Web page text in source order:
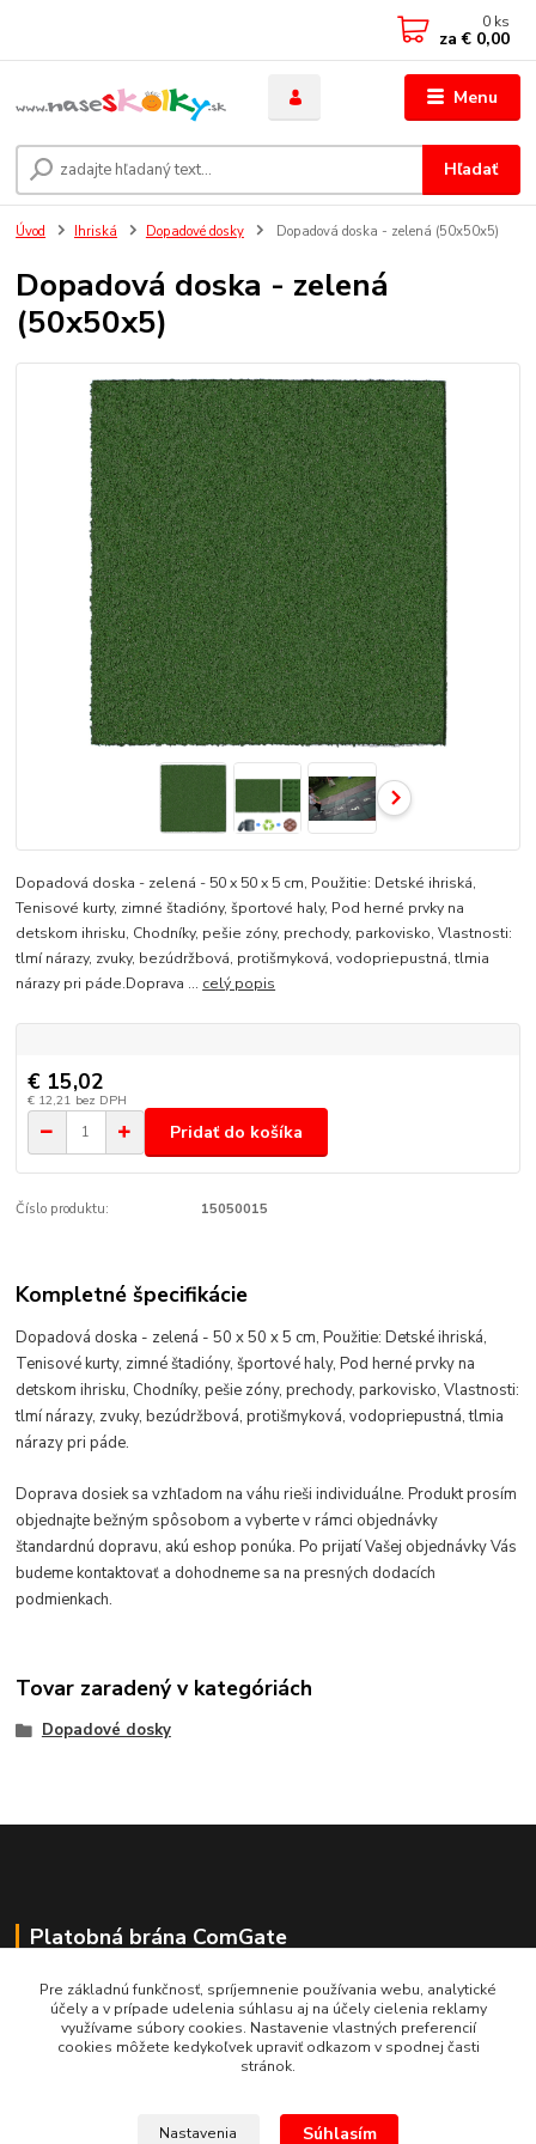
Menu
Hľadať
0 ks
za € 0,00
Úvod Ihriská Dopadové dosky Dopadová doska - zelená (50x50x5)
Dopadová doska - zelená
(50x50x5)
Dopadová doska - zelená - 50 x 50 x 5 cm, Použitie: Detské ihriská,
Tenisové kurty, zimné štadióny, športové haly, Pod herné prvky na
detskom ihrisku, Chodníky, pešie zóny, prechody, parkovisko, Vlastnosti:
tlmí nárazy, zvuky, bezúdržbová, protišmyková, vodopriepustná, tlmia
nárazy pri páde.Doprava ... celý popis
€ 15,02
€ 12,21 bez DPH
Pridať do košíka
Číslo produktu: 15050015
Kompletné špecifikácie
Dopadová doska - zelená - 50 x 50 x 5 cm, Použitie: Detské ihriská,
Tenisové kurty, zimné štadióny, športové haly, Pod herné prvky na
detskom ihrisku, Chodníky, pešie zóny, prechody, parkovisko, Vlastnosti:
tlmí nárazy, zvuky, bezúdržbová, protišmyková, vodopriepustná, tlmia
nárazy pri páde.
Doprava dosiek sa vzhľadom na váhu rieši individuálne. Produkt prosím
objednajte bežným spôsobom a vyberte v rámci objednávky
štandardnú dopravu, akú eshop ponúka. Po prijatí Vašej objednávky Vás
budeme kontaktovať a dohodneme sa na presných dodacích
podmienkach.
Tovar zaradený v kategóriách
Dopadové dosky
Platobná brána ComGate
Pre základnú funkčnosť, spríjemnenie používania webu, analytické
účely a v prípade udelenia súhlasu aj na účely cielenia reklamy
využívame súbory cookies. Nastavenie vlastných preferencií
cookies môžete kedykoľvek upraviť odkazom v spodnej časti
stránok.
Nastavenia Súhlasím